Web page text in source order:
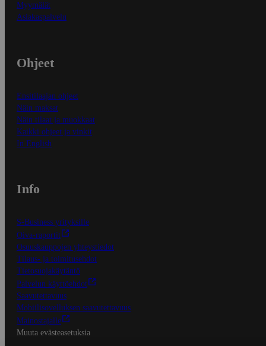
Myymälät
Asiakaspalvelu
Ohjeet
Ensitilaajan ohjeet
Näin maksat
Näin tilaat ja muokkaat
Kaikki ohjeet ja vinkit
In English
Info
S-Business yrityksille
Oiva-raportit
Osuuskauppojen yhteystiedot
Tilaus- ja toimitusehdot
Tietosuojakäytäntö
Palvelun käyttöehdot
Saavutettavuus
Mobiilisovelluksen saavutettavuus
Mainostajalle
Muuta evästeasetuksia